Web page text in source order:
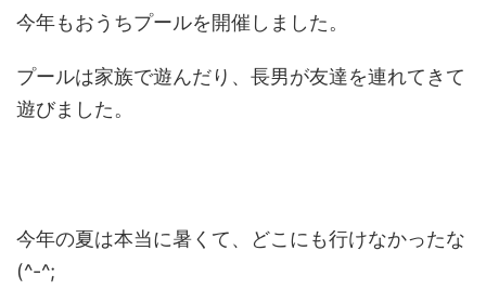
今年もおうちプールを開催しました。
プールは家族で遊んだり、長男が友達を連れてきて
遊びました。
今年の夏は本当に暑くて、どこにも行けなかったな
(^-^;